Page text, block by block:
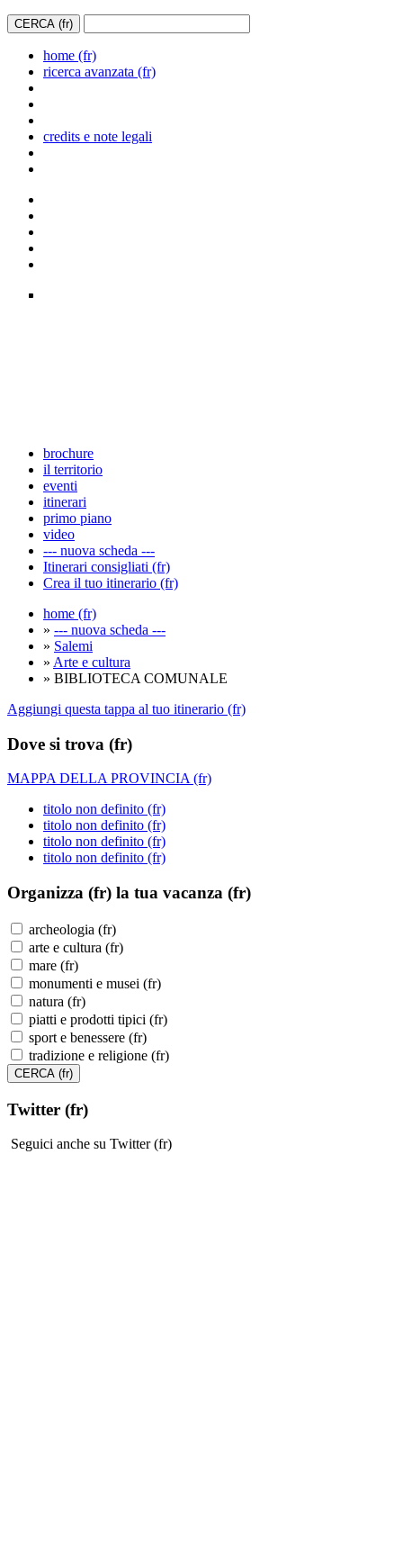
home (fr)
ricerca avanzata (fr)
credits e note legali
brochure
il territorio
eventi
itinerari
primo piano
video
--- nuova scheda ---
Itinerari consigliati (fr)
Crea il tuo itinerario (fr)
home (fr)
» --- nuova scheda ---
» Salemi
» Arte e cultura
» BIBLIOTECA COMUNALE
Aggiungi questa tappa al tuo itinerario (fr)
Dove si trova (fr)
MAPPA DELLA PROVINCIA (fr)
titolo non definito (fr)
titolo non definito (fr)
titolo non definito (fr)
titolo non definito (fr)
Organizza (fr) la tua vacanza (fr)
archeologia (fr)
arte e cultura (fr)
mare (fr)
monumenti e musei (fr)
natura (fr)
piatti e prodotti tipici (fr)
sport e benessere (fr)
tradizione e religione (fr)
Twitter (fr)
Seguici anche su Twitter (fr)